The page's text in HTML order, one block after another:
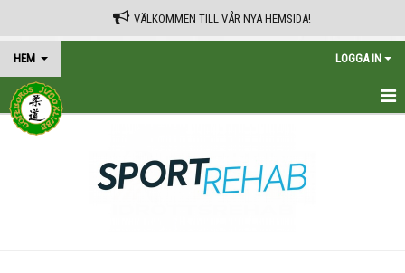
VÄLKOMMEN TILL VÅR NYA HEMSIDA!
HEM LOGGA IN
HEM
TRÄNINGSSCHEMA